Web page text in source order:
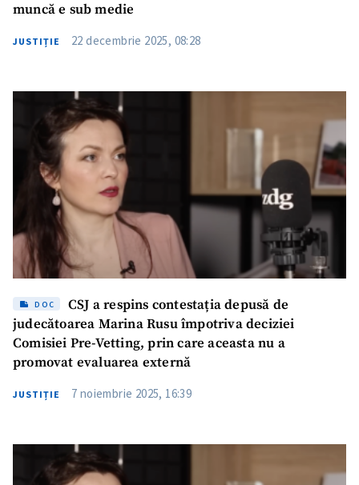
muncă e sub medie
JUSTIȚIE 22 decembrie 2025, 08:28
DOC
CSJ a respins contestația depusă de
judecătoarea Marina Rusu împotriva deciziei
Comisiei Pre-Vetting, prin care aceasta nu a
promovat evaluarea externă
JUSTIȚIE 7 noiembrie 2025, 16:39